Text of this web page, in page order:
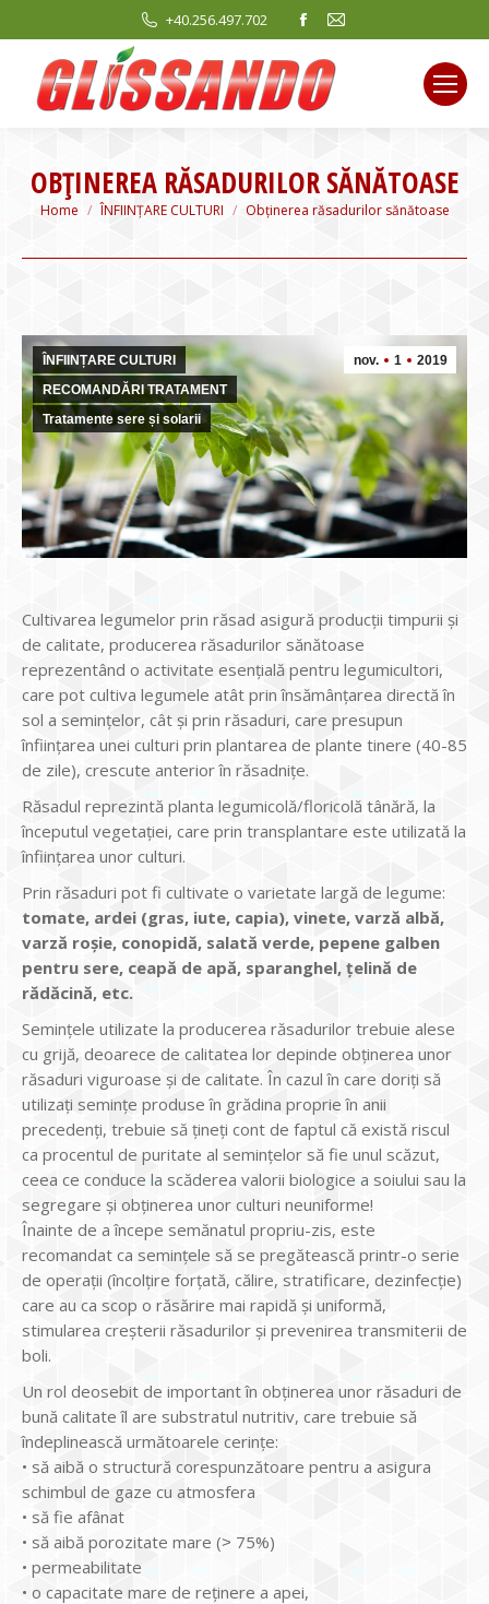
+40.256.497.702
Facebook
opens
in
new
window
Mail
new
window
OBȚINEREA RĂSADURILOR SĂNĂTOASE
You are here:
Home ÎNFIINȚARE CULTURI Obținerea răsadurilor sănătoase
nov. 1 2019
ÎNFIINȚARE CULTURI
RECOMANDĂRI TRATAMENT
Tratamente sere și solarii
Cultivarea legumelor prin răsad asigură producții timpurii și
de calitate, producerea răsadurilor sănătoase
reprezentând o activitate esențială pentru legumicultori,
care pot cultiva legumele atât prin însămânțarea directă în
sol a semințelor, cât și prin răsaduri, care presupun
înființarea unei culturi prin plantarea de plante tinere (40-85
de zile), crescute anterior în răsadnițe.
Răsadul reprezintă planta legumicolă/floricolă tânără, la
începutul vegetației, care prin transplantare este utilizată la
înființarea unor culturi.
Prin răsaduri pot fi cultivate o varietate largă de legume:
tomate, ardei (gras, iute, capia), vinete, varză albă,
varză roșie, conopidă, salată verde, pepene galben
pentru sere, ceapă de apă, sparanghel, țelină de
rădăcină, etc.
Semințele utilizate la producerea răsadurilor trebuie alese
cu grijă, deoarece de calitatea lor depinde obținerea unor
răsaduri viguroase și de calitate. În cazul în care doriți să
utilizați semințe produse în grădina proprie în anii
precedenți, trebuie să țineți cont de faptul că există riscul
ca procentul de puritate al semințelor să fie unul scăzut,
ceea ce conduce la scăderea valorii biologice a soiului sau la
segregare și obținerea unor culturi neuniforme!
Înainte de a începe semănatul propriu-zis, este
recomandat ca semințele să se pregătească printr-o serie
de operații (încolțire forțată, călire, stratificare, dezinfecție)
care au ca scop o răsărire mai rapidă și uniformă,
stimularea creșterii răsadurilor și prevenirea transmiterii de
boli.
Un rol deosebit de important în obținerea unor răsaduri de
bună calitate îl are substratul nutritiv, care trebuie să
îndeplinească următoarele cerințe:
• să aibă o structură corespunzătoare pentru a asigura
schimbul de gaze cu atmosfera
• să fie afânat
• să aibă porozitate mare (˃ 75%)
• permeabilitate
• o capacitate mare de reținere a apei,